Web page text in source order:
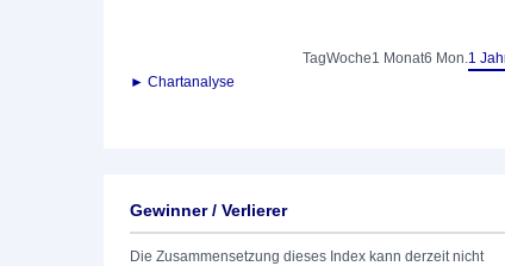
TagWoche1 Monat6 Mon.1
► Chartanalyse
Gewinner / Verlierer
Die Zusammensetzung dieses Index kann derzeit nicht